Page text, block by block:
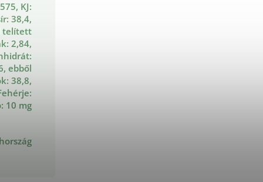
KJ:
38,4,
telített
2,84,
ebből
38,8,
10 mg